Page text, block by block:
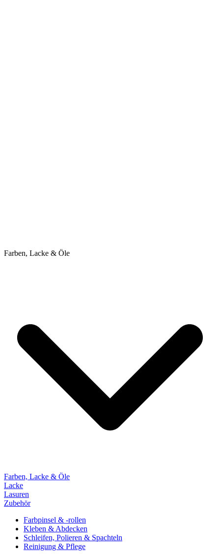
Farben, Lacke & Öle
Farben, Lacke & Öle
Lacke
Lasuren
Zubehör
Farbpinsel & -rollen
Kleben & Abdecken
Schleifen, Polieren & Spachteln
Reinigung & Pflege